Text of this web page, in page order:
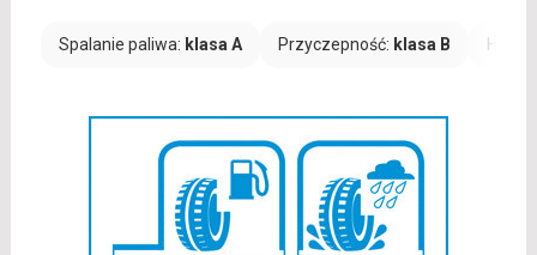
Spalanie paliwa: klasa A Przyczepność: klasa B Hałas: